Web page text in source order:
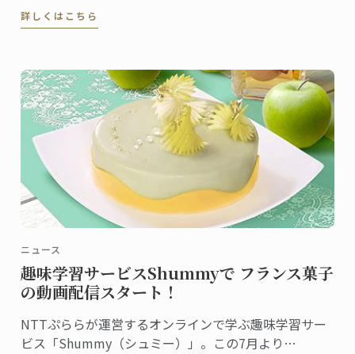
提携に関する記者発表が行われました。
詳しくはこちら
ニュース
趣味学習サービスShummyで フランス菓子
の動画配信スタート！
NTTぷららが運営するオンラインで学ぶ趣味学習サー
ビス「Shummy（シュミー）」。この7月より